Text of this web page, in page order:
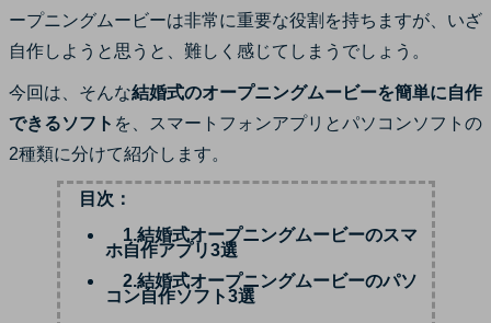
ープニングムービーは非常に重要な役割を持ちますが、いざ
自作しようと思うと、難しく感じてしまうでしょう。
今回は、そんな結婚式のオープニングムービーを簡単に自作
できるソフト を、スマートフォンアプリとパソコンソフトの
2種類に分けて紹介します。
目次：
1.結婚式オープニングムービーのスマ
ホ自作アプリ3選
2.結婚式オープニングムービーのパソ
コン自作ソフト3選